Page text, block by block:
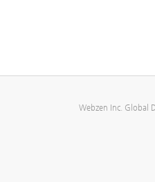
Webzen Inc. Global